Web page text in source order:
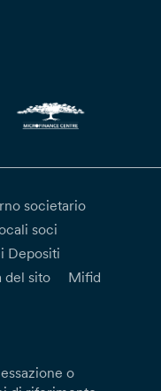
societario
soci
Depositi
del sito
Mifid
o